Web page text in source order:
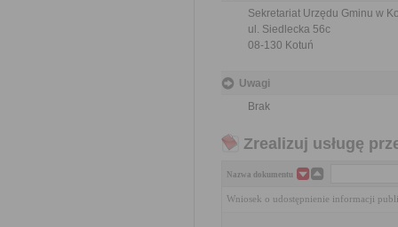
Sekretariat Urzędu Gminu w
ul. Siedlecka 56c
08-130 Kotuń
Uwagi
Brak
Zrealizuj usługę
Nazwa dokumentu
Wniosek o udostępnienie informacji